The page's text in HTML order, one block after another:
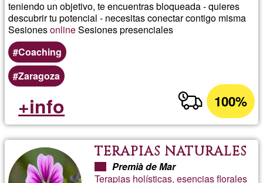
teniendo un objetivo, te encuentras bloqueada - quieres
descubrir tu potencial - necesitas conectar contigo misma
SesionesonlineSesiones presenciales
Coaching
Zaragoza
100%
+info
TERAPIAS NATURALES
Premià de Mar
Terapias holísticas, esencias florales